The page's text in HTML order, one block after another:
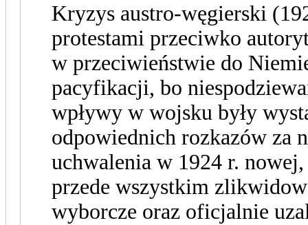
Kryzys austro-węgierski
protestami przeciwko
w przeciwieństwie do
pacyfikacji, bo
wpływy w wojsku były
odpowiednich rozkazów za
uchwalenia w 1924 r.
przede wszystkim
wyborcze oraz oficjalnie